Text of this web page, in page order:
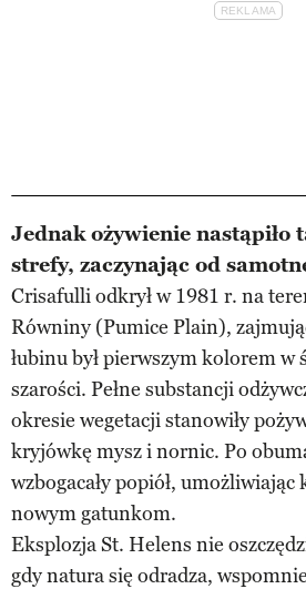
Jednak ożywienie nastąpiło
strefy, zaczynając od
Crisafulli odkrył w 1981 r. na
Równiny (Pumice Plain),
łubinu był pierwszym kolorem w
szarości. Pełne substancji
okresie wegetacji stanowiły
kryjówkę mysz i nornic. Po
wzbogacały popiół,
nowym gatunkom.
Eksplozja St. Helens nie
gdy natura się odradza,